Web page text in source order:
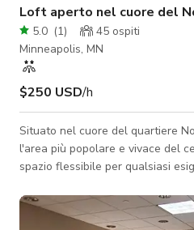
Loft aperto nel cuore del
5.0 (1) 45 ospiti
Minneapolis, MN
$250 USD/h
Situato nel cuore del quartiere
l'area più popolare e vivace del centro città.
spazio flessibile per qualsiasi
compleanno, registrazioni di film
matrimoni e cene di prova,